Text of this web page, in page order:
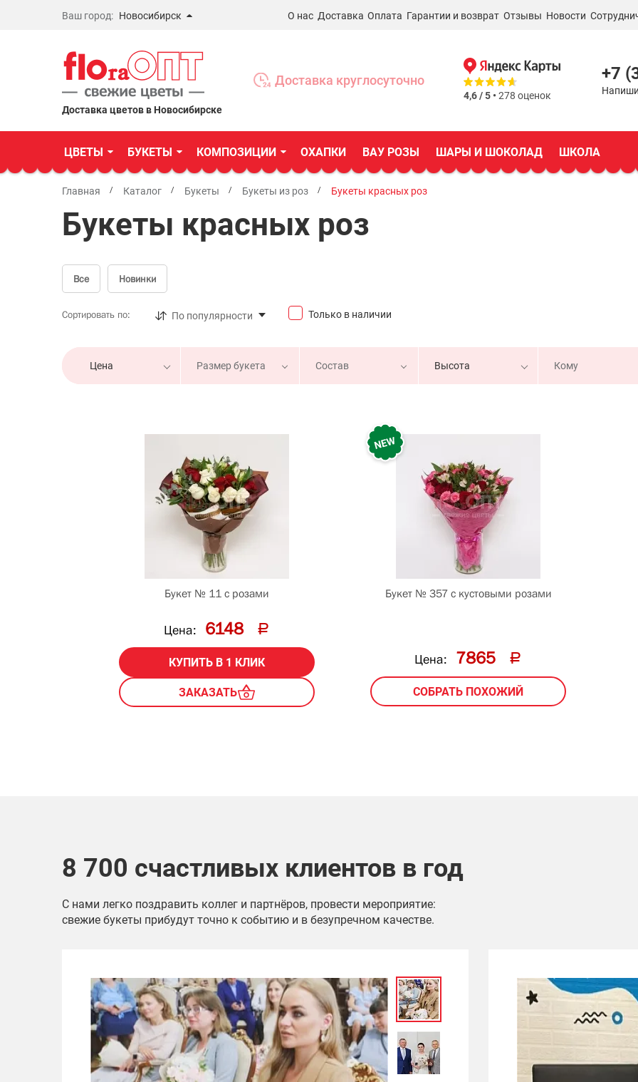
Ваш город: Новосибирск
Бердск
Омск
О нас Доставка Оплата Гарантии и возврат Отзывы Новости
Доставка цветов в Новосибирске
Доставка круглосуточно
4,6 / 5 •278 оценок
+7
ЦВЕТЫ БУКЕТЫ КОМПОЗИЦИИ ОХАПКИ ВАУ РОЗЫ ШАРЫ И ШОКОЛАД ШКОЛА
Главная Каталог Букеты Букеты из роз Букеты красных роз
Букеты красных роз
Все Новинки
Сортировать по: По популярности Только в наличии
Цена Размер букета Состав Высота Кому
Букет № 11 с розами
Цена: 6148
КУПИТЬ В 1 КЛИК
ЗАКАЗАТЬ
Букет № 357 с кустовыми розами
Цена: 7865
СОБРАТЬ ПОХОЖИЙ
8 700 счастливых клиентов в год
С нами легко поздравить коллег и партнёров, провести мероприятие:
свежие букеты прибудут точно к событию и в безупречном качестве.